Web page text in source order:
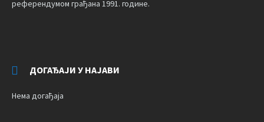
референдумом грађана 1991. године.
ДОГАЂАЈИ У НАЈАВИ
Нема догађаја